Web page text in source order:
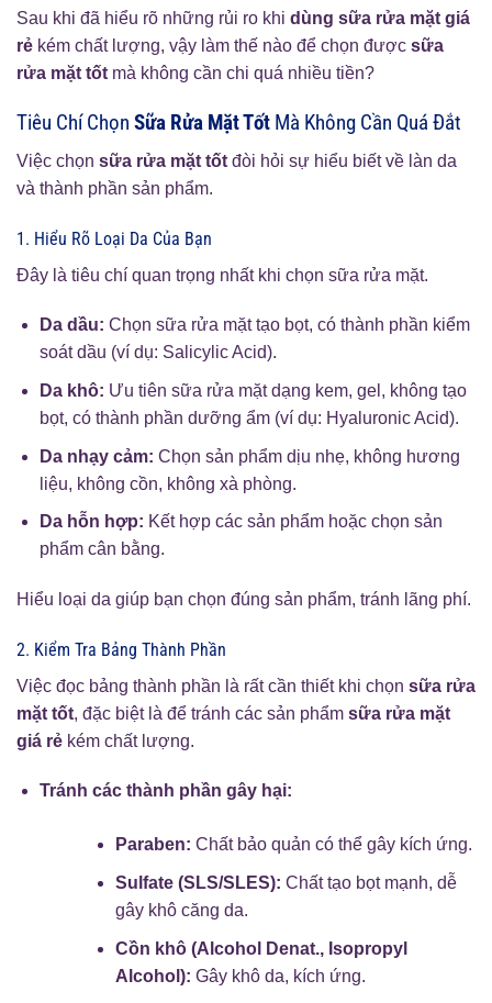
Sau khi đã hiểu rõ những rủi ro khi dùng sữa rửa mặt giá
rẻ kém chất lượng, vậy làm thế nào để chọn được sữa
rửa mặt tốt mà không cần chi quá nhiều tiền?
Tiêu Chí Chọn Sữa Rửa Mặt Tốt Mà Không Cần Quá Đắt
Việc chọn sữa rửa mặt tốt đòi hỏi sự hiểu biết về làn da
và thành phần sản phẩm.
1. Hiểu Rõ Loại Da Của Bạn
Đây là tiêu chí quan trọng nhất khi chọn sữa rửa mặt.
Da dầu: Chọn sữa rửa mặt tạo bọt, có thành phần kiểm
soát dầu (ví dụ: Salicylic Acid).
Da khô: Ưu tiên sữa rửa mặt dạng kem, gel, không tạo
bọt, có thành phần dưỡng ẩm (ví dụ: Hyaluronic Acid).
Da nhạy cảm: Chọn sản phẩm dịu nhẹ, không hương
liệu, không cồn, không xà phòng.
Da hỗn hợp: Kết hợp các sản phẩm hoặc chọn sản
phẩm cân bằng.
Hiểu loại da giúp bạn chọn đúng sản phẩm, tránh lãng phí.
2. Kiểm Tra Bảng Thành Phần
Việc đọc bảng thành phần là rất cần thiết khi chọn sữa rửa
mặt tốt, đặc biệt là để tránh các sản phẩm sữa rửa mặt
giá rẻ kém chất lượng.
Tránh các thành phần gây hại:
Paraben: Chất bảo quản có thể gây kích ứng.
Sulfate (SLS/SLES): Chất tạo bọt mạnh, dễ
gây khô căng da.
Cồn khô (Alcohol Denat., Isopropyl
Alcohol): Gây khô da, kích ứng.